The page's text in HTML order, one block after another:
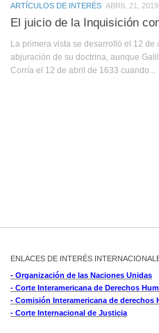
ARTÍCULOS DE INTERÉS ABRIL 21, 2019
El juicio de la Inquisición
La primera vista se desarrolló el 12
abjuración de su doctrina, aunque
Corría el 12 de abril de 1633 cuando...
ENLACES DE INTERÉS
- Organización de las Naciones Unidas
- Corte Interamericana de Derechos
- Comisión Interamericana de derechos
- Corte Internacional de Justicia